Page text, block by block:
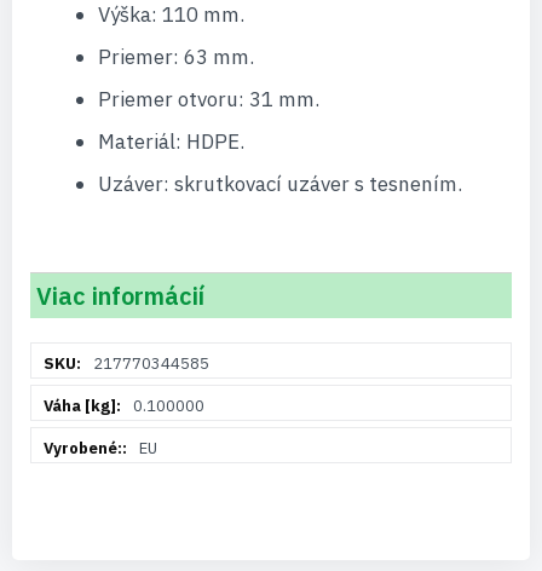
Výška: 110 mm.
Priemer: 63 mm.
Priemer otvoru: 31 mm.
Materiál: HDPE.
Uzáver: skrutkovací uzáver s tesnením.
Viac informácií
informácií217770344585
0.100000
EU